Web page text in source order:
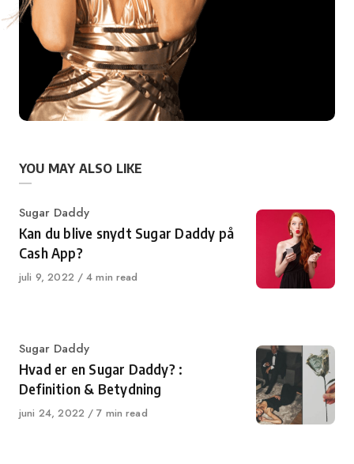
YOU MAY ALSO LIKE
Category
Sugar Daddy
Kan du blive snydt Sugar Daddy på
Cash App?
Published
juli 9, 2022 4 min read
Category
Sugar Daddy
Hvad er en Sugar Daddy? :
Definition & Betydning
Published
juni 24, 2022 7 min read